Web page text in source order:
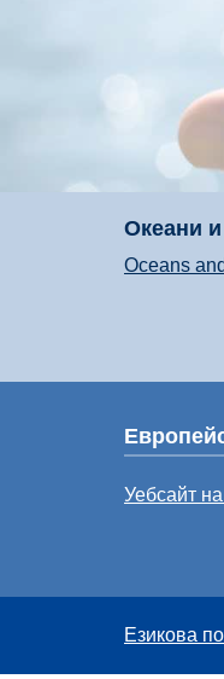
Океани
Oceans
Уебсайт
Езикова